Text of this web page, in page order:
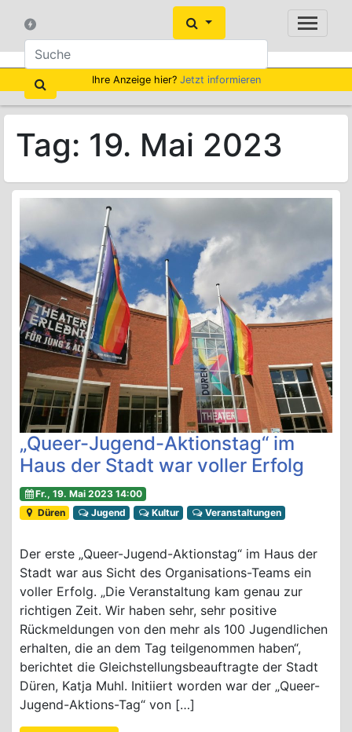
Ihre Anzeige hier? Jetzt informieren
Tag: 19. Mai 2023
„Queer-Jugend-Aktionstag“ im
Haus der Stadt war voller Erfolg
Fr., 19. Mai 2023 14:00
Düren
Jugend Kultur Veranstaltungen
Der erste „Queer-Jugend-Aktionstag“ im Haus der
Stadt war aus Sicht des Organisations-Teams ein
voller Erfolg. „Die Veranstaltung kam genau zur
richtigen Zeit. Wir haben sehr, sehr positive
Rückmeldungen von den mehr als 100 Jugendlichen
erhalten, die an dem Tag teilgenommen haben“,
berichtet die Gleichstellungsbeauftragte der Stadt
Düren, Katja Muhl. Initiiert worden war der „Queer-
Jugend-Aktions-Tag“ von […]